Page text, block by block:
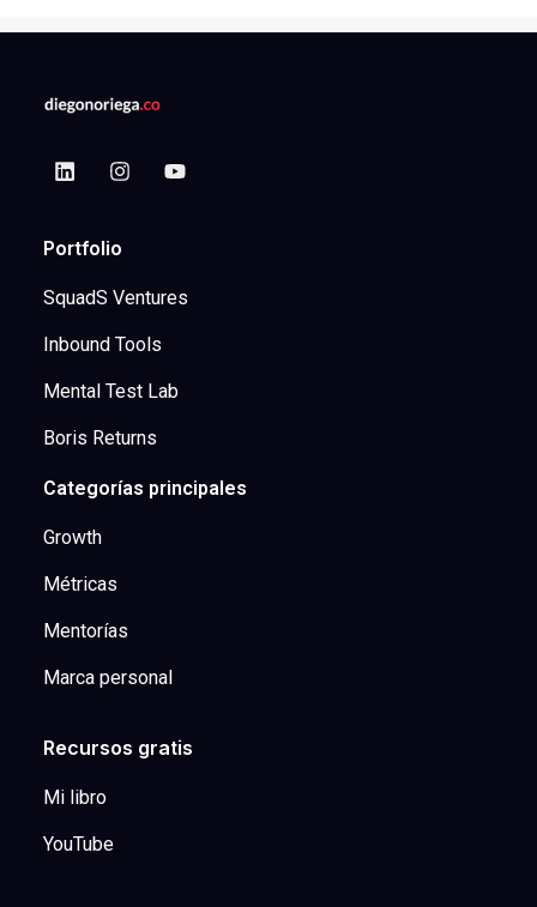
Portfolio
SquadS Ventures
Inbound Tools
Mental Test Lab
Boris Returns
Categorías principales
Growth
Métricas
Mentorías
Marca personal
Recursos gratis
Mi libro
YouTube